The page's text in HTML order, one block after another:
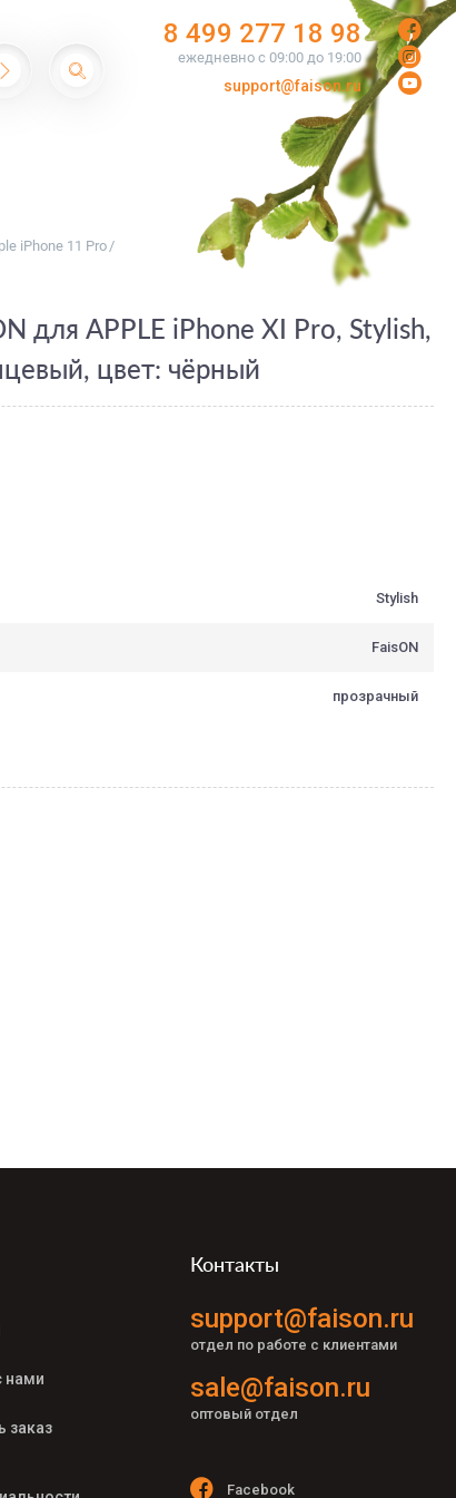
8 499 277 18 98
ежедневно с 09:00 до 19:00
support@faison.ru
iPhone 11 Pro /
для APPLE iPhone XI Pro, Stylish,
цвет: чёрный
Stylish
FaisON
прозрачный
нами
заказ
Контакты
support@faison.ru
отдел по работе с клиентами
sale@faison.ru
оптовый отдел
Facebook